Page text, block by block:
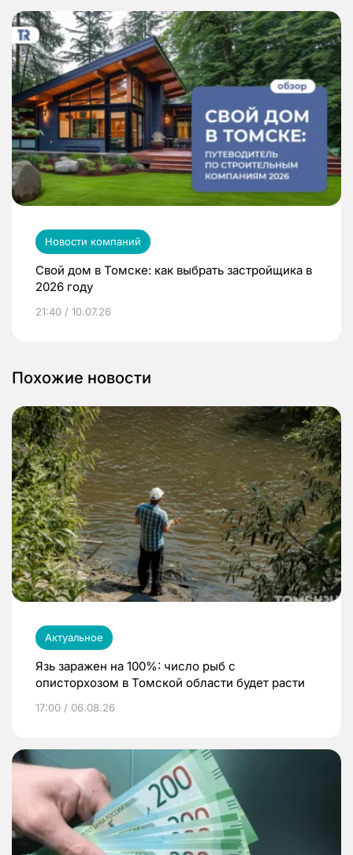
Новости компаний
Свой дом в Томске: как выбрать застройщика в
2026 году
21:40 / 10.07.26
Похожие новости
Актуальное
Язь заражен на 100%: число рыб с
описторхозом в Томской области будет расти
17:00 / 06.08.26